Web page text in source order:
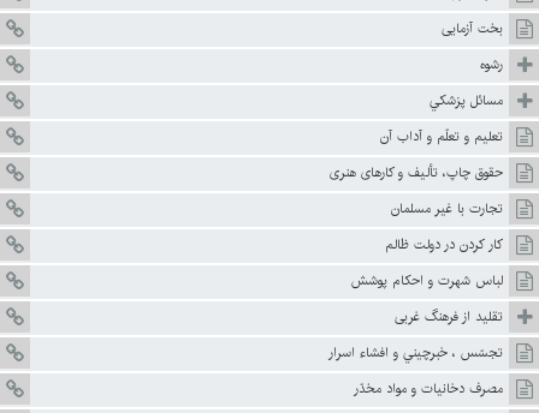
بخت آزمايى‏
رشوه
مسائل پزشكي
تعليم و تعلّم و آداب آن
حقوق چاپ، تأليف و كارهای هنری
تجارت با غير مسلمان
كار كردن در دولت ظالم
لباس شهرت و احكام پوشش
تقليد از فرهنگ غربى
تجسّس ، خبرچيني و افشاء اسرار
مصرف دخانيات و مواد مخدّر